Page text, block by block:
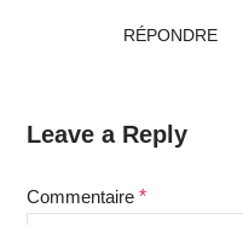
RÉPONDRE
Leave a Reply
Commentaire *